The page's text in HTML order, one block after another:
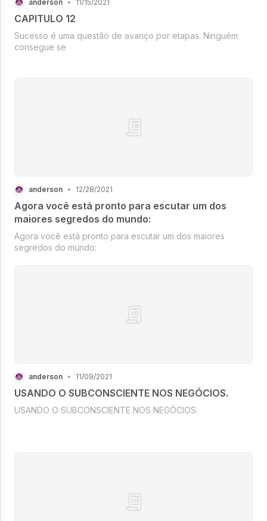
anderson • 11/15/2021
CAPITULO 12
Sucesso é uma questão de avanço por etapas. Ninguém
consegue se
anderson • 12/28/2021
Agora você está pronto para escutar um dos
maiores segredos do mundo:
Agora você está pronto para escutar um dos maiores
segredos do mundo:
anderson • 11/09/2021
USANDO O SUBCONSCIENTE NOS NEGÓCIOS.
USANDO O SUBCONSCIENTE NOS NEGÓCIOS.